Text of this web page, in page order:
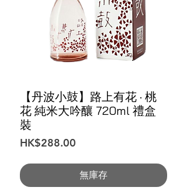
【丹波小鼓】路上有花 · 桃
花 純米大吟釀 720ml 禮盒
裝
HK$288.00
無庫存